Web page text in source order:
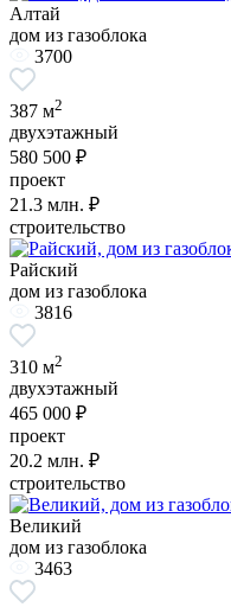
Алтай
дом из газоблока
3700
387 м2
двухэтажный
580 500 ₽
проект
21.3 млн. ₽
строительство
Райский
дом из газоблока
3816
310 м2
двухэтажный
465 000 ₽
проект
20.2 млн. ₽
строительство
Великий
дом из газоблока
3463